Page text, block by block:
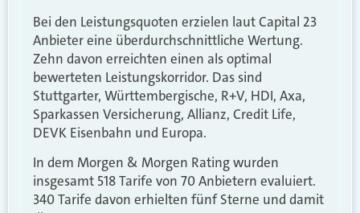
Bei den Leistungsquoten erzielen laut Capital 23
Anbieter eine überdurchschnittliche Wertung.
Zehn davon erreichten einen als optimal
bewerteten Leistungskorridor. Das sind
Stuttgarter, Württembergische, R+V, HDI, Axa,
Sparkassen Versicherung, Allianz, Credit Life,
DEVK Eisenbahn und Europa.
In dem Morgen & Morgen Rating wurden
insgesamt 518 Tarife von 70 Anbietern evaluiert.
340 Tarife davon erhielten fünf Sterne und damit